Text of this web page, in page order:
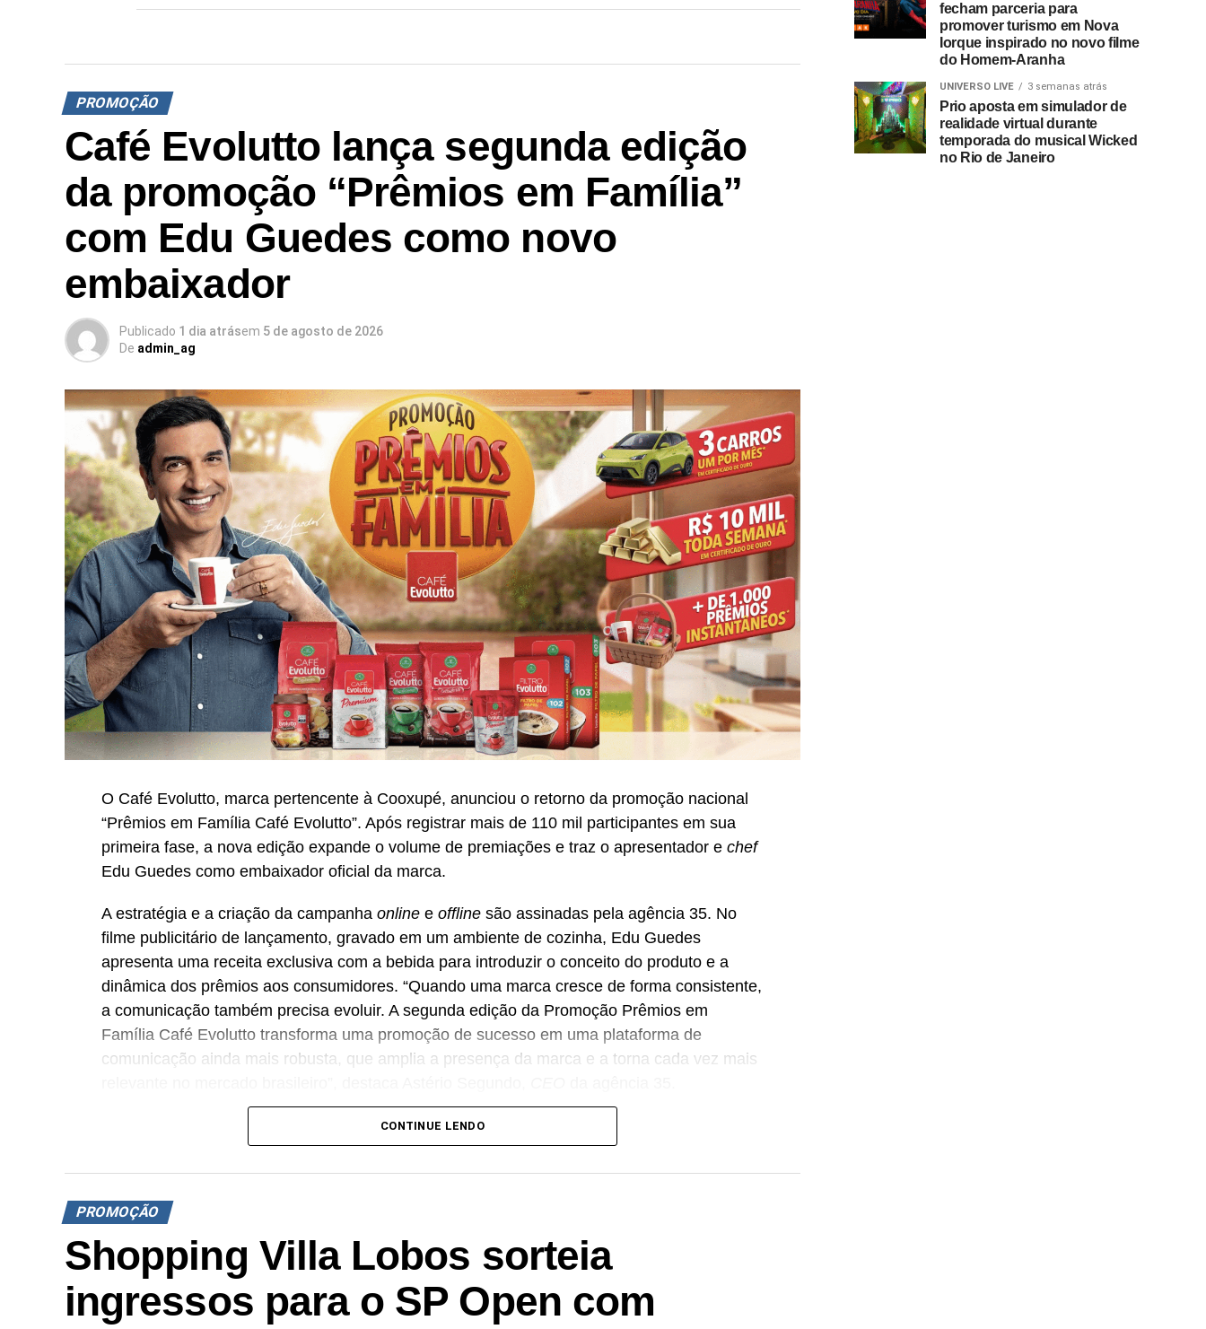
PROMOÇÃO
Café Evolutto lança segunda edição
da promoção “Prêmios em Família”
com Edu Guedes como novo
embaixador
Publicado 1 dia atrásem 5 de agosto de 2026
De admin_ag
O Café Evolutto, marca pertencente à Cooxupé, anunciou o retorno da promoção nacional
“Prêmios em Família Café Evolutto”. Após registrar mais de 110 mil participantes em sua
primeira fase, a nova edição expande o volume de premiações e traz o apresentador e chef
Edu Guedes como embaixador oficial da marca.
A estratégia e a criação da campanha online e offline são assinadas pela agência 35. No
filme publicitário de lançamento, gravado em um ambiente de cozinha, Edu Guedes
apresenta uma receita exclusiva com a bebida para introduzir o conceito do produto e a
dinâmica dos prêmios aos consumidores. “Quando uma marca cresce de forma consistente,
a comunicação também precisa evoluir. A segunda edição da Promoção Prêmios em
Família Café Evolutto transforma uma promoção de sucesso em uma plataforma de
comunicação ainda mais robusta, que amplia a presença da marca e a torna cada vez mais
A iniciativa integra o plano de expansão comercial do Café Evolutto, que busca ampliar a
distribuição e a fatia de mercado em praças estratégicas, com foco no fortalecimento das
vendas nas regiões Sudeste e Sul do país. “Essa é uma promoção que fortalece toda a
cadeia, estimulando o fluxo de consumidores no varejo, apoiando nossos distribuidores e
criando oportunidades para atrair novos consumidores. Nosso objetivo é transformar a
experimentação em preferência e construir relações de longo prazo com o mercado”,
pontua Daniel Salguele, gerente da Torrefação Cooxupé.
A promoção abrange todas as linhas de produtos da marca em todo o território nacional.
CONTINUE LENDO
PROMOÇÃO
Shopping Villa Lobos sorteia
ingressos para o SP Open com
fecham parceria para
promover turismo em Nova
Iorque inspirado no novo filme
do Homem-Aranha
UNIVERSO LIVE 3 semanas atrás
Prio aposta em simulador de
realidade virtual durante
temporada do musical Wicked
no Rio de Janeiro